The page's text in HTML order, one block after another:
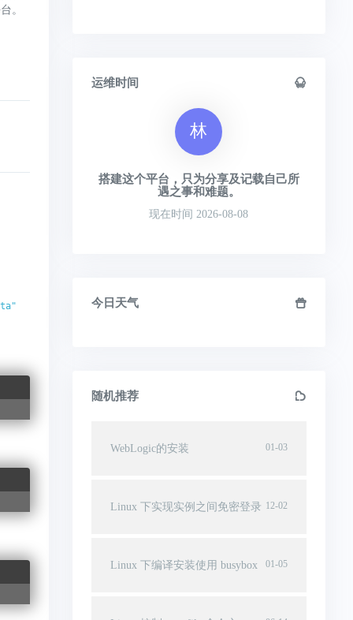
。
运维时间
林
搭建这个平台，只为分享及记载自己所
遇之事和难题。
现在时间 2026-08-08
今日天气
随机推荐
01-03
WebLogic的安装
12-02
Linux 下实现实例之间免密登录
01-05
Linux 下编译安装使用 busybox